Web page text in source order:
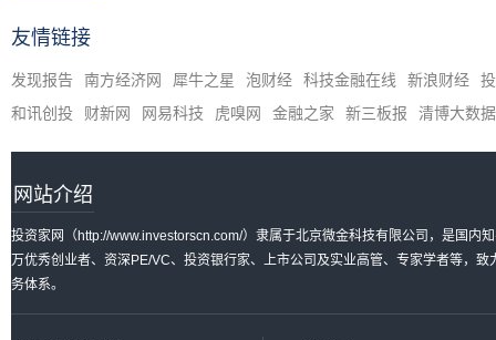
友情链接
发现报告 南方经济网 犀牛之星 泡财经 科技金融在线 新浪财经
和讯创投
财新网 网易科技 虎嗅网 金融之家 新三板报 清博大数据
网站介绍
投资家网（http://www.investorscn.com/）隶属于北京微金科技有限公司，是国内
万优秀创业者、资深PE/VC、投资银行家、上市公司及实业高管、专家学者等，
务体系。